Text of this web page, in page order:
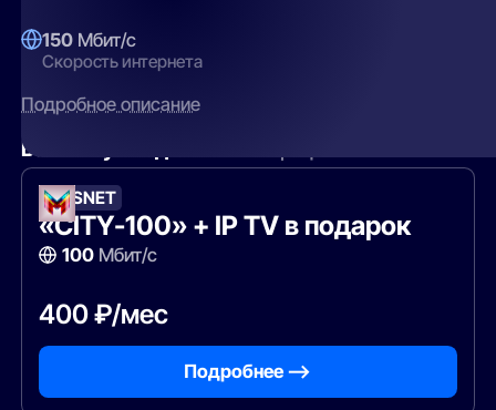
150 Мбит/с
Скорость интернета
Подробное описание
Вам могут подойти
MOSNET
«CITY-100» + IP TV в подарок
100Мбит/с
400 ₽/мес
Подробнее —>